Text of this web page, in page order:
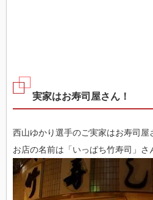
実家はお寿司屋さん！
西山ゆかり選手のご実家はお寿司屋
お店の名前は「いっぱち竹寿司」さ